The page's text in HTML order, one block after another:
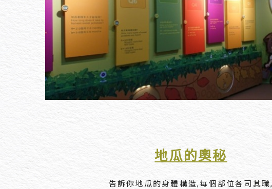
地瓜的奧秘
告訴你地瓜的身體構造,每個部位各司其職,